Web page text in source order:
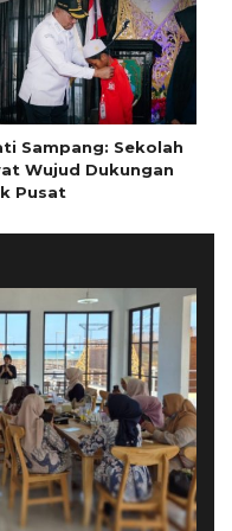
Sampang: Sekolah
Wujud Dukungan
Pusat